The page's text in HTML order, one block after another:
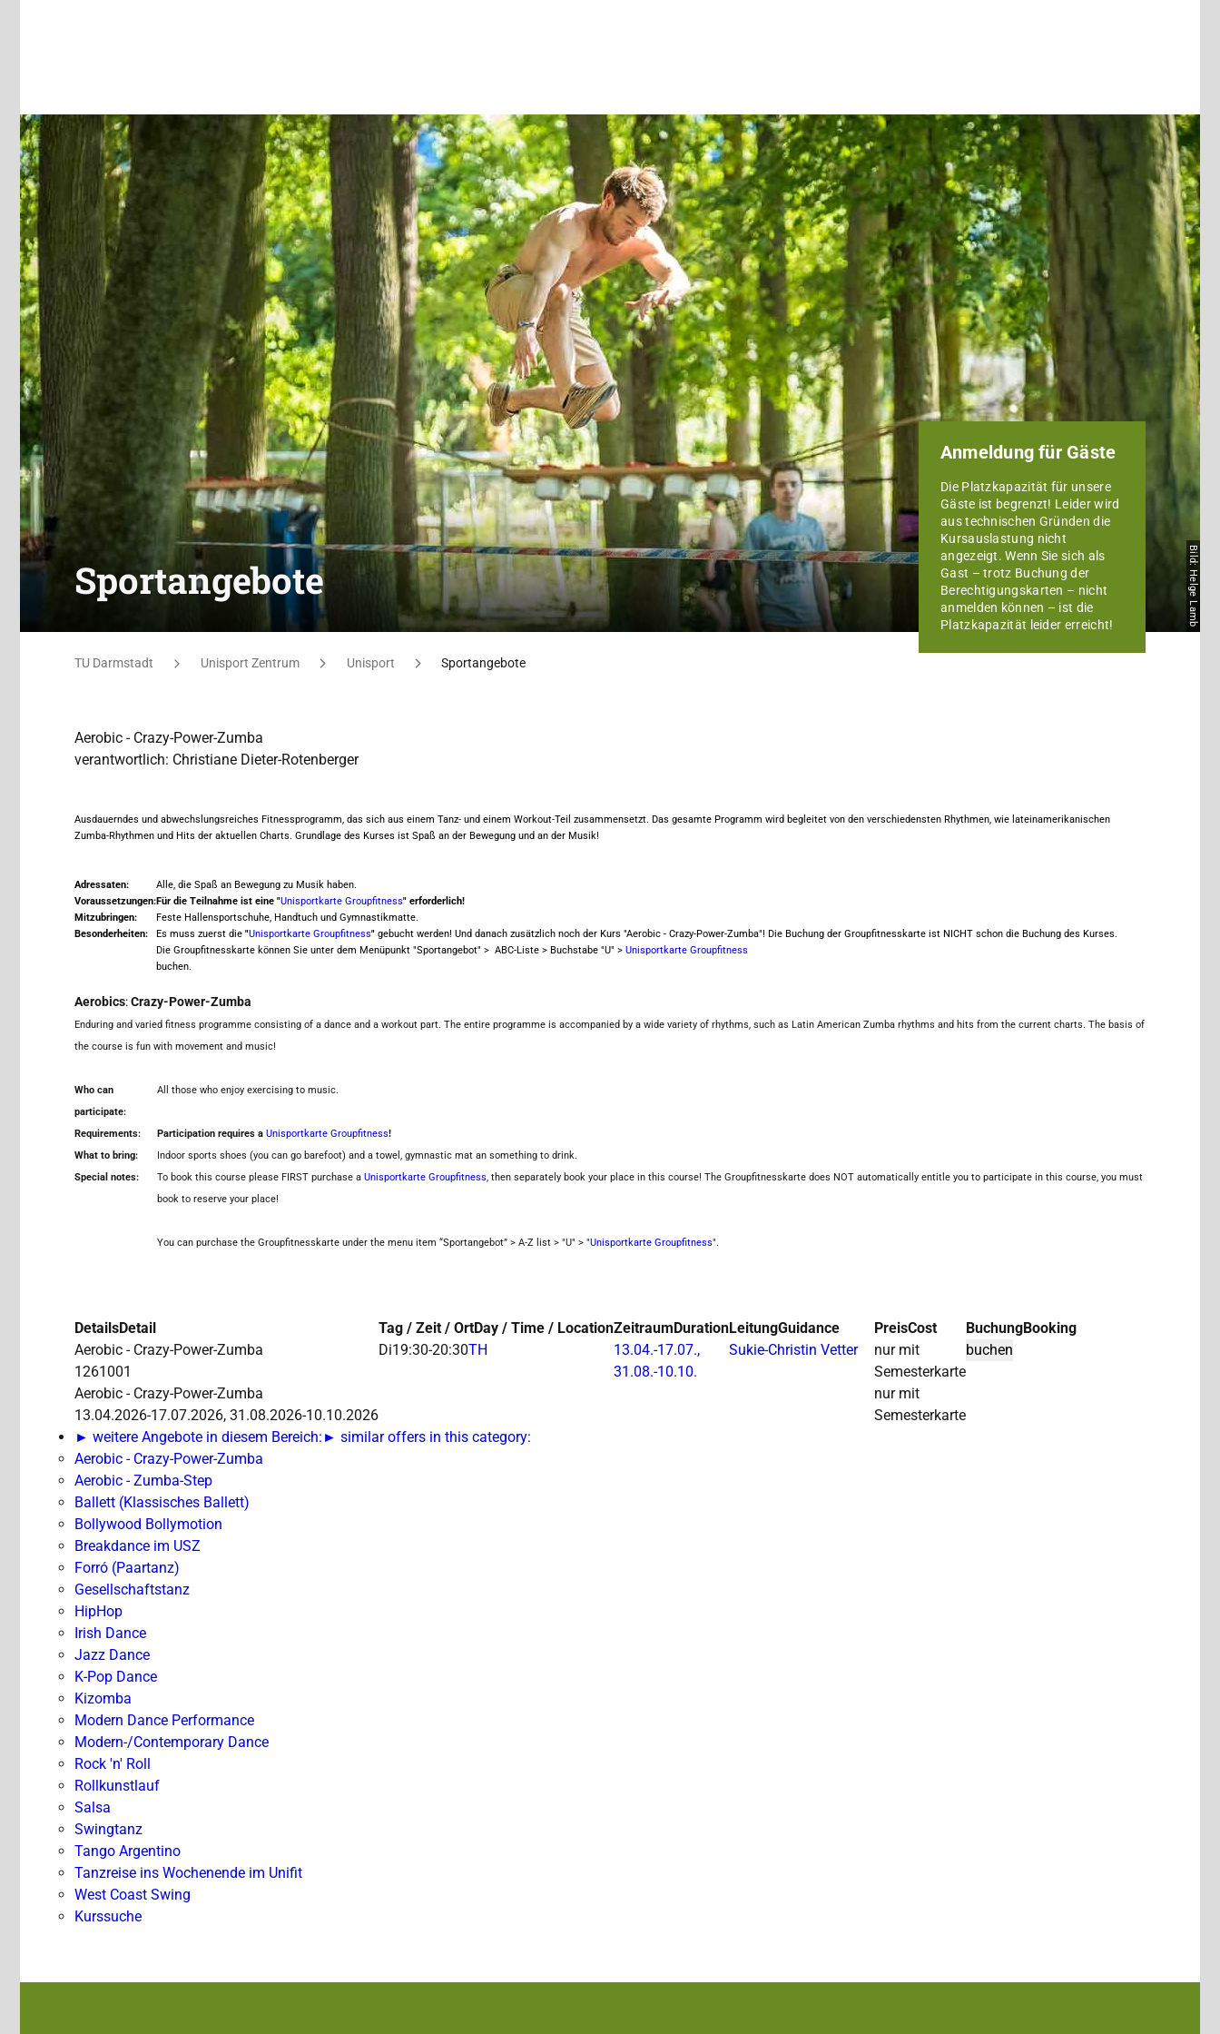
Sportangebote
Anmeldung für Gäste
Die Platzkapazität für unsere
Gäste ist begrenzt! Leider wird
aus technischen Gründen die
Kursauslastung nicht
angezeigt. Wenn Sie sich als
Gast – trotz Buchung der
Berechtigungskarten – nicht
anmelden können – ist die
Platzkapazität leider erreicht!
Bild: Helge Lamb
Sie befinden sich hier:
TU Darmstadt Unisport Zentrum Unisport Sportangebote
Aerobic - Crazy-Power-Zumba
verantwortlich: Christiane Dieter-Rotenberger
Ausdauerndes und abwechslungsreiches Fitnessprogramm, das sich aus einem Tanz- und einem Workout-Teil zusammensetzt. Das gesamte Programm wird begleitet von den verschiedensten Rhythmen, wie lateinamerikanischen
Zumba-Rhythmen und Hits der aktuellen Charts. Grundlage des Kurses ist Spaß an der Bewegung und an der Musik!
Adressaten:
Alle, die Spaß an Bewegung zu Musik haben.
Voraussetzungen:Für die Teilnahme ist eine "Unisportkarte Groupfitness" erforderlich!
Mitzubringen:
Feste Hallensportschuhe, Handtuch und Gymnastikmatte.
Besonderheiten:
Es muss zuerst die "Unisportkarte Groupfitness" gebucht werden! Und danach zusätzlich noch der Kurs "Aerobic - Crazy-Power-Zumba"! Die Buchung der Groupfitnesskarte ist NICHT schon die Buchung des Kurses.
Die Groupfitnesskarte können Sie unter dem Menüpunkt "Sportangebot" > ABC-Liste > Buchstabe "U" > Unisportkarte Groupfitness
buchen.
Aerobics:Crazy-Power-Zumba
Enduring and varied fitness programme consisting of a dance and a workout part. The entire programme is accompanied by a wide variety of rhythms, such as Latin American Zumba rhythms and hits from the current charts. The basis of
the course is fun with movement and music!
Who can
participate:
All those who enjoy exercising to music.
Requirements: Participation requires a Unisportkarte Groupfitness!
What to bring:
Indoor sports shoes (you can go barefoot) and a towel, gymnastic mat an something to drink.
Special notes:
To book this course please FIRST purchase a Unisportkarte Groupfitness, then separately book your place in this course! The Groupfitnesskarte does NOT automatically entitle you to participate in this course, you must
book to reserve your place!
You can purchase the Groupfitnesskarte under the menu item “Sportangebot” > A-Z list > "U" > "Unisportkarte Groupfitness".
DetailsDetail Tag / Zeit / OrtDay / Time / LocationZeitraumDurationLeitungGuidance PreisCost BuchungBooking
Aerobic - Crazy-Power-Zumba
1261001
Aerobic - Crazy-Power-Zumba
13.04.2026-17.07.2026, 31.08.2026-10.10.2026
Di19:30-20:30TH 13.04.-17.07.,
31.08.-10.10.
Sukie-Christin Vetter
nur mit
Semesterkarte
nur mit
Semesterkarte
► weitere Angebote in diesem Bereich: ► similar offers in this category:
Aerobic - Crazy-Power-Zumba
Aerobic - Zumba-Step
Ballett (Klassisches Ballett)
Bollywood Bollymotion
Breakdance im USZ
Forró (Paartanz)
Gesellschaftstanz
HipHop
Irish Dance
Jazz Dance
K-Pop Dance
Kizomba
Modern Dance Performance
Modern-/Contemporary Dance
Rock 'n' Roll
Rollkunstlauf
Salsa
Swingtanz
Tango Argentino
Tanzreise ins Wochenende im Unifit
West Coast Swing
Kurssuche